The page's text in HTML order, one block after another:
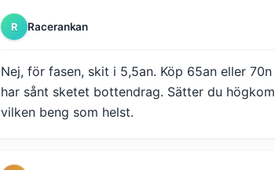
R Racerankan
Nej, för fasen, skit i 5,5an. Köp 65an eller
har sånt sketet bottendrag. Sätter du
vilken beng som helst.